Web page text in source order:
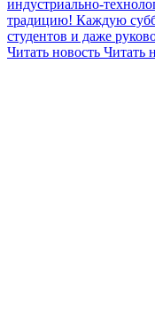
индустриально-
традицию! Каждую
студентов и даже
Читать новость Читать